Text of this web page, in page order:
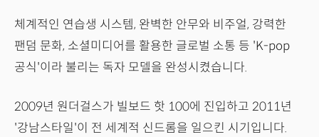
체계적인 연습생 시스템, 완벽한 안무와 비주얼, 강력한
팬덤 문화, 소셜미디어를 활용한 글로벌 소통 등 'K-pop
공식'이라 불리는 독자 모델을 완성시켰습니다.
2009년 원더걸스가 빌보드 핫 100에 진입하고 2011년
'강남스타일'이 전 세계적 신드롬을 일으킨 시기입니다.